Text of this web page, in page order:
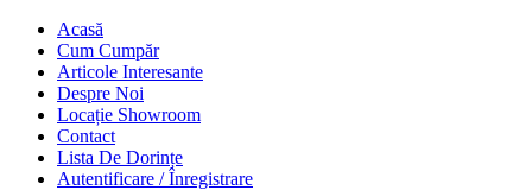
Acasă
Cum Cumpăr
Articole Interesante
Despre Noi
Locație Showroom
Contact
Lista De Dorințe
Autentificare / Înregistrare